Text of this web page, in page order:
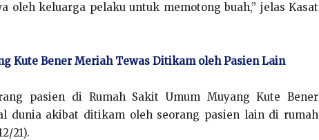
oleh keluarga pelaku untuk memotong buah,” jelas Kasat
Kute Bener Meriah Tewas Ditikam oleh Pasien Lain
pasien di Rumah Sakit Umum Muyang Kute Bener
dunia akibat ditikam oleh seorang pasien lain di rumah
21).